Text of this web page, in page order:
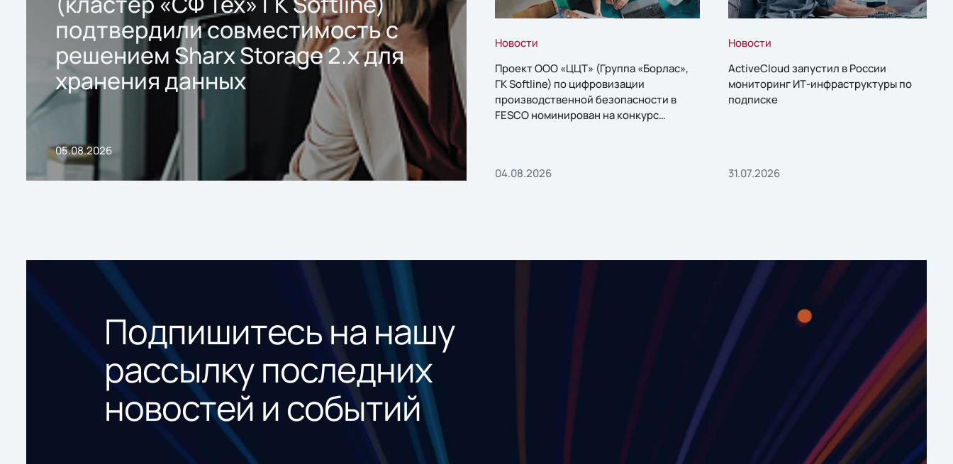
подтвердили совместимость с
решением Sharx Storage 2.x для
хранения данных
05.08.2026
Новости
Проект ООО «ЦЦТ» (Группа «Борлас»,
ГК Softline) по цифровизации
производственной безопасности в
FESCO номинирован на конкурс
04.08.2026
Новости
ActiveCloud запустил в России
мониторинг ИТ-инфраструктуры по
подписке
31.07.2026
Подпишитесь на нашу
рассылку последних
новостей и событий